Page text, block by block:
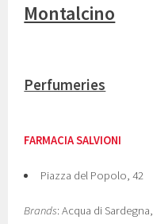
Montalcino
Perfumeries
FARMACIA SALVIONI
Piazza del Popolo, 42
Brands: Acqua di